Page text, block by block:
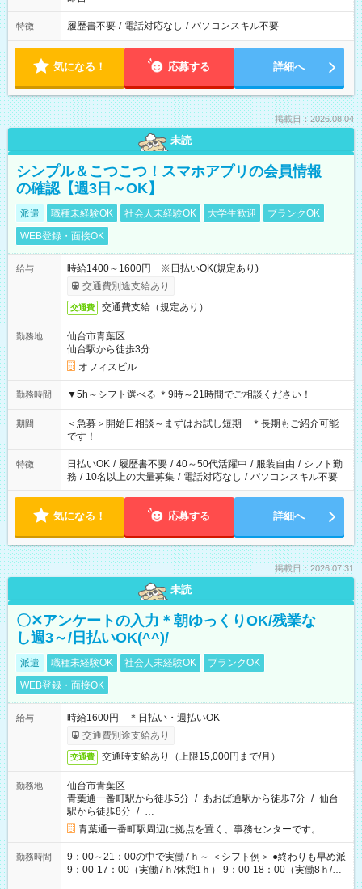
特徴 履歴書不要 / 電話対応なし / パソコンスキル不要
気になる！ 応募する 詳細へ
掲載日：2026.08.04
未読
シンプル＆こつこつ！スマホアプリの会員情報
の確認【週3日～OK】
派遣 職種未経験OK 社会人未経験OK 大学生歓迎
ブランクOK
WEB登録・面接OK
給与
時給1400～1600円 ※日払いOK(規定あり)
交通費別途支給あり
交通費 交通費支給（規定あり）
勤務地
仙台市青葉区
仙台駅から徒歩3分
オフィスビル
勤務時間 ▼5h～シフト選べる ＊9時～21時間でご相談ください！
期間
＜急募＞開始日相談～まずはお試し短期 ＊長期もご紹介可能
です！
特徴 日払いOK / 履歴書不要 / 40～50代活躍中 / 服装自由 / シフト勤
務 / 10名以上の大量募集 / 電話対応なし / パソコンスキル不要
気になる！ 応募する 詳細へ
掲載日：2026.07.31
未読
〇✕アンケートの入力＊朝ゆっくりOK/残業な
し週3～/日払いOK(^^)/
派遣 職種未経験OK 社会人未経験OK
ブランクOK
WEB登録・面接OK
給与
時給1600円 ＊日払い・週払いOK
交通費別途支給あり
交通費 交通時支給あり（上限15,000円まで/月）
勤務地
仙台市青葉区
青葉通一番町駅から徒歩5分 / あおば通駅から徒歩7分 / 仙台
駅から徒歩8分 / …
青葉通一番町駅周辺に拠点を置く、事務センターです。
勤務時間
9：00～21：00の中で実働7ｈ～ ＜シフト例＞ ●終わりも早め派
9：00-17：00（実働7ｈ/休憩1ｈ） 9：00-18：00（実働8ｈ/休
憩1ｈ） 10：00-19：00（実働8ｈ/休憩1ｈ） ●朝ゆっくり派